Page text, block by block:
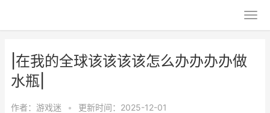
|在我的全球该该该该怎么办办办办做
水瓶|
作者： 游戏迷 • 更新时间：2025-12-01